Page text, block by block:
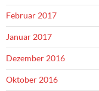
Februar 2017
Januar 2017
Dezember 2016
Oktober 2016